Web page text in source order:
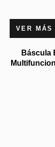
VER MÁS
Báscula